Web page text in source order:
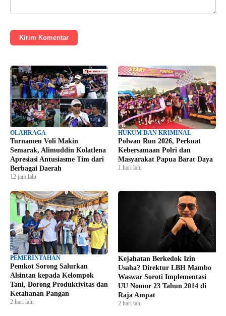
Kirim Komentar
OLAHRAGA
Turnamen Voli Makin
Semarak, Alimuddin Kolatlena
Apresiasi Antusiasme Tim dari
Berbagai Daerah
12 jam lalu
HUKUM DAN KRIMINAL
Polwan Run 2026, Perkuat
Kebersamaan Polri dan
Masyarakat Papua Barat Daya
1 hari lalu
PEMERINTAHAN
Pemkot Sorong Salurkan
Alsintan kepada Kelompok
Tani, Dorong Produktivitas dan
Ketahanan Pangan
2 hari lalu
Kejahatan Berkedok Izin
Usaha? Direktur LBH Mambo
Waswar Soroti Implementasi
UU Nomor 23 Tahun 2014 di
Raja Ampat
2 hari lalu